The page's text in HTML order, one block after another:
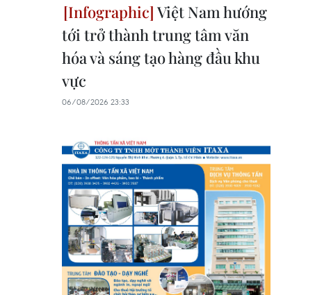
Việt Nam hướng
tới trở thành trung tâm văn
hóa và sáng tạo hàng đầu khu
vực
06/08/2026 23:33